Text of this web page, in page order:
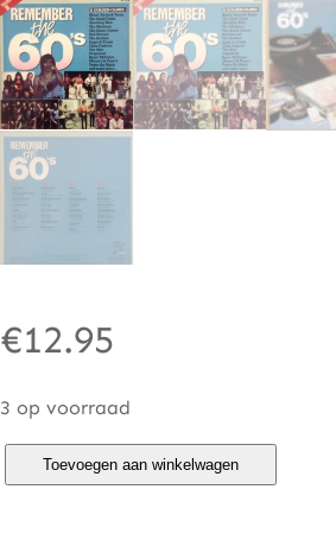
€12.95
3 op voorraad
Toevoegen aan winkelwagen